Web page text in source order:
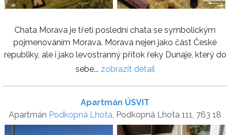
Chata Morava je třetí poslední chata se symbolickým
pojmenováním Morava. Morava nejen jako část České
republiky, ale i jako levostranný přítok řeky Dunaje, který do
sebe... zobrazit detail
Apartmán ÚSVIT
Apartmán Podkopná Lhota, Podkopná Lhota 111, 763 18